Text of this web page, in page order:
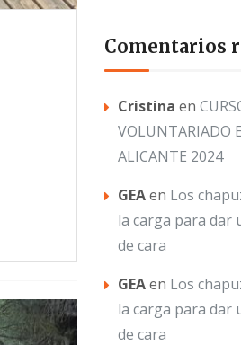
Comentarios
Cristina en
VOLUNTARIADO
ALICANTE 2024
GEAen Los
la carga para dar
de cara
GEAen Los
la carga para dar
de cara